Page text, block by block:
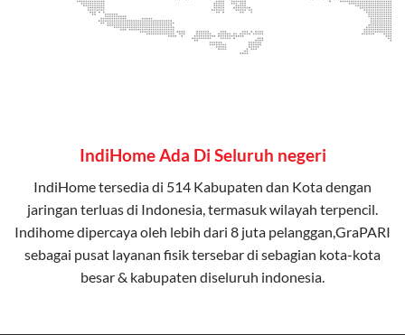
IndiHome Ada Di Seluruh negeri
IndiHome tersedia di 514 Kabupaten dan Kota dengan
jaringan terluas di Indonesia, termasuk wilayah terpencil.
Indihome dipercaya oleh lebih dari 8 juta pelanggan,GraPARI
sebagai pusat layanan fisik tersebar di sebagian kota-kota
besar & kabupaten diseluruh indonesia.